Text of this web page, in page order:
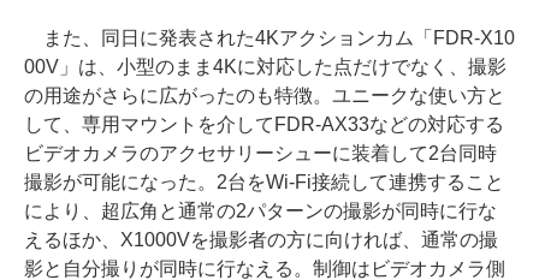
また、同日に発表された4Kアクションカム「FDR-X10
00V」は、小型のまま4Kに対応した点だけでなく、撮影
の用途がさらに広がったのも特徴。ユニークな使い方と
して、専用マウントを介してFDR-AX33などの対応する
ビデオカメラのアクセサリーシューに装着して2台同時
撮影が可能になった。2台をWi-Fi接続して連携すること
により、超広角と通常の2パターンの撮影が同時に行な
えるほか、X1000Vを撮影者の方に向ければ、通常の撮
影と自分撮りが同時に行なえる。制御はビデオカメラ側